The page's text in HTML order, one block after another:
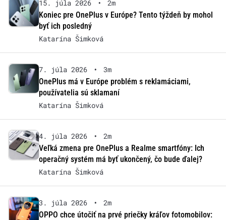
15. júla 2026 •
2m
Koniec pre OnePlus v Európe? Tento týždeň by mohol
byť ich posledný
Katarína Šimková
7. júla 2026 •
3m
OnePlus má v Európe problém s reklamáciami,
používatelia sú sklamaní
Katarína Šimková
4. júla 2026 •
2m
Veľká zmena pre OnePlus a Realme smartfóny: Ich
operačný systém má byť ukončený, čo bude ďalej?
Katarína Šimková
3. júla 2026 •
2m
OPPO chce útočiť na prvé priečky kráľov fotomobilov: